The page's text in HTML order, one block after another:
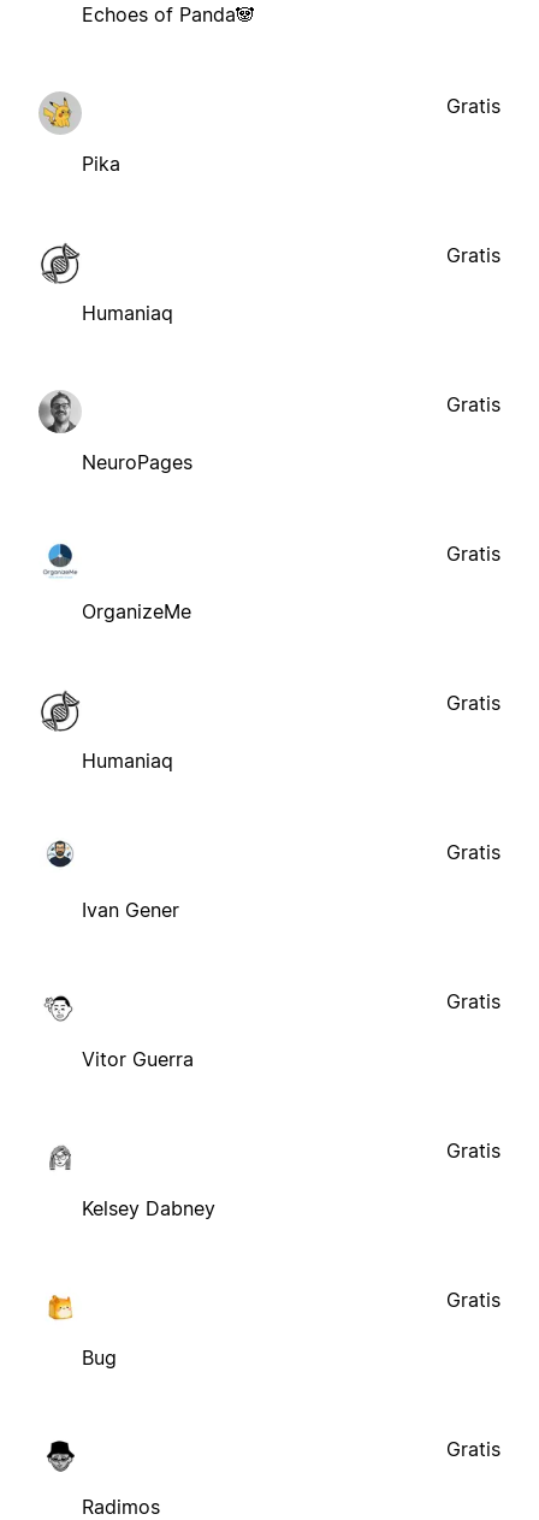
Echoes of Panda🐼
Pika
Gratis
Humaniaq
Gratis
NeuroPages
Gratis
OrganizeMe
Gratis
Humaniaq
Gratis
Ivan Gener
Gratis
Vitor Guerra
Gratis
Kelsey Dabney
Gratis
Bug
Gratis
Radimos
Gratis